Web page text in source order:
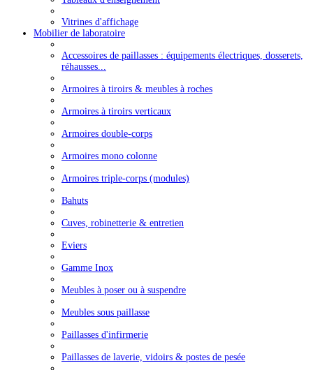
Vitrines d'affichage
Mobilier de laboratoire
Accessoires de paillasses : équipements électriques, dosserets,
réhausses...
Armoires à tiroirs & meubles à roches
Armoires à tiroirs verticaux
Armoires double-corps
Armoires mono colonne
Armoires triple-corps (modules)
Bahuts
Cuves, robinetterie & entretien
Eviers
Gamme Inox
Meubles à poser ou à suspendre
Meubles sous paillasse
Paillasses d'infirmerie
Paillasses de laverie, vidoirs & postes de pesée